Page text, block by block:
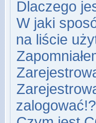
Dlaczego
W jaki
na liście